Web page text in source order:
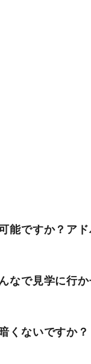
能ですか？ア
なで見学に行
くないですか？